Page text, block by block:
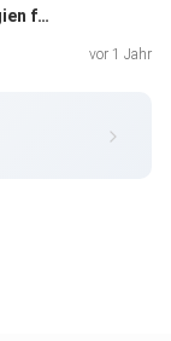
Selbstwertgefühl stärken: Strategien für mehr Freiheit im Leben
vor 1 Jahr